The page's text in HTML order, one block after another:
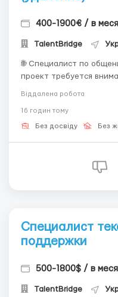
400-1900€ / в
TalentBridge
🌐 Специалист по общению с
проект требуется
помощь с информацией.
атмосферы в чате. •
Віддалена робота
16 годин тому
Без досвіду Без
Специалист
поддержки
500-1800$ / в
TalentBridge